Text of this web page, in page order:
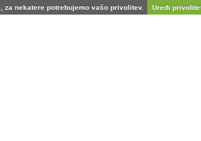
za nekatere potrebujemo vašo privolitev. Uredi